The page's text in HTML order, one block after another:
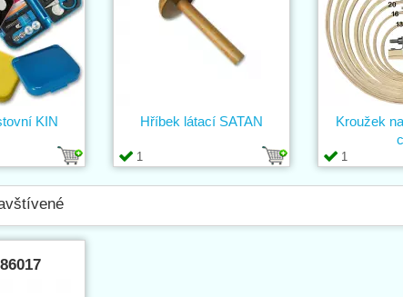
KIN
1
Hříbek látací SATAN
1
Kroužek
86017